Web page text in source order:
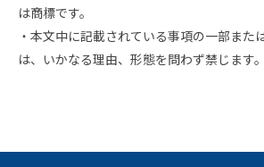
は商標です。
・本文中に記載されている事項の一部また
は、いかなる理由、形態を問わず禁じます。